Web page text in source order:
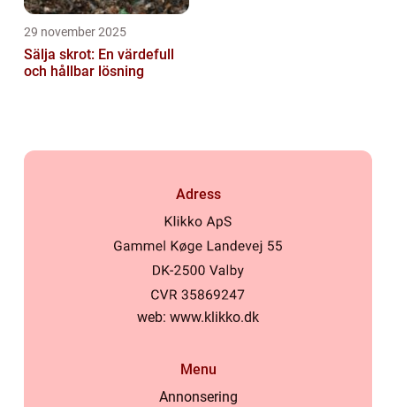
29 november 2025
Sälja skrot: En värdefull
och hållbar lösning
Adress
web: www.klikko.dk
Menu
Annonsering